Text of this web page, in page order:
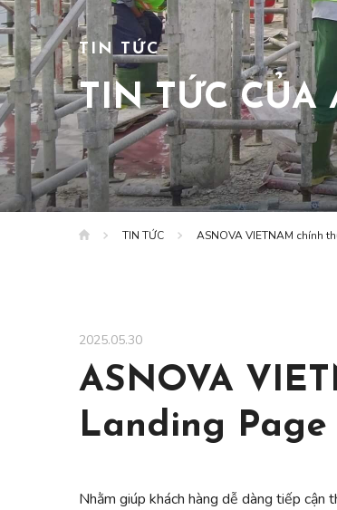
TIN TỨC
TIN TỨC CỦA
TIN TỨC ASNOVA VIETNAM chính
2025.05.30
ASNOVA
Landing
Nhằm giúp khách hàng dễ dàng tiếp